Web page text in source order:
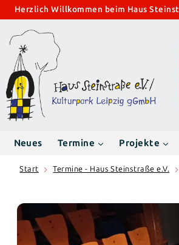
Zum
springen
Herzlich Willkommen beim Haus
Neues Termine Projekte
Start Termine - Haus Steinstraße e.V.